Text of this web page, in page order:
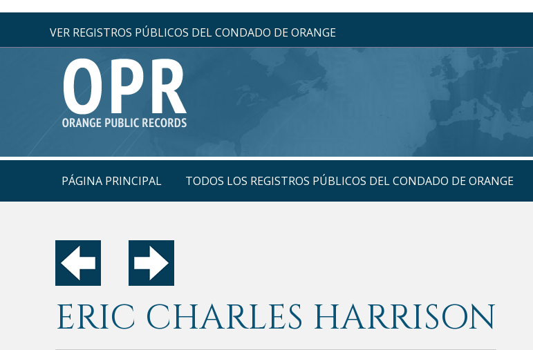
VER REGISTROS PÚBLICOS DEL CONDADO DE ORANGE
PÁGINA PRINCIPAL TODOS LOS REGISTROS PÚBLICOS DEL CONDADO DE ORANGE
ERIC CHARLES HARRISON